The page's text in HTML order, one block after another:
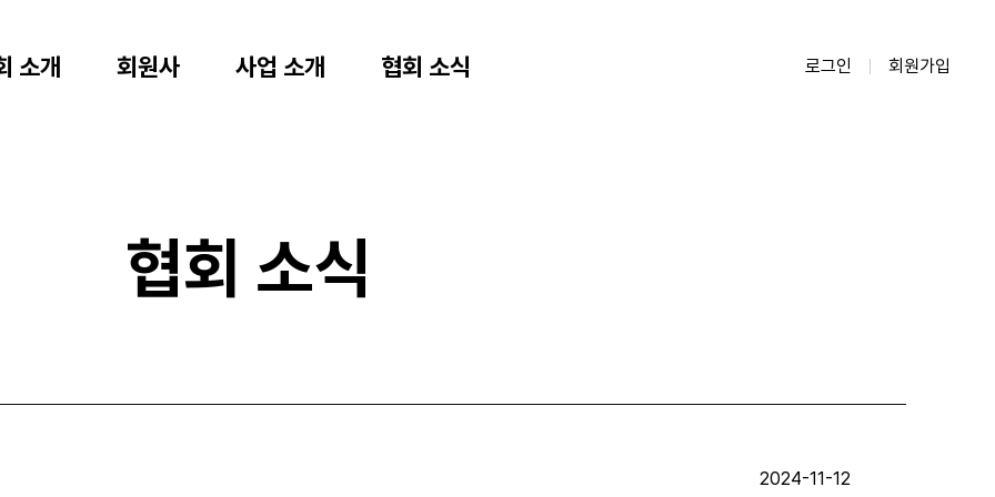
소개 회원사 사업 소개 협회 소식 로그인 회원가입
협회 소식
2024-11-12